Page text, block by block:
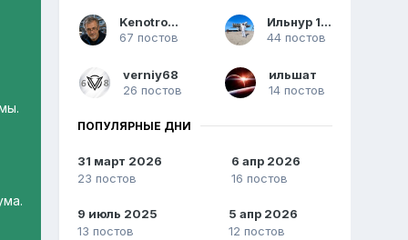
Kenotronbot
67 постов
Ильнур 123
44 постов
verniy68
26 постов
ильшат
14 постов
ПОПУЛЯРНЫЕ ДНИ
31 март 2026
23 постов
6 апр 2026
16 постов
9 июль 2025
13 постов
5 апр 2026
12 постов